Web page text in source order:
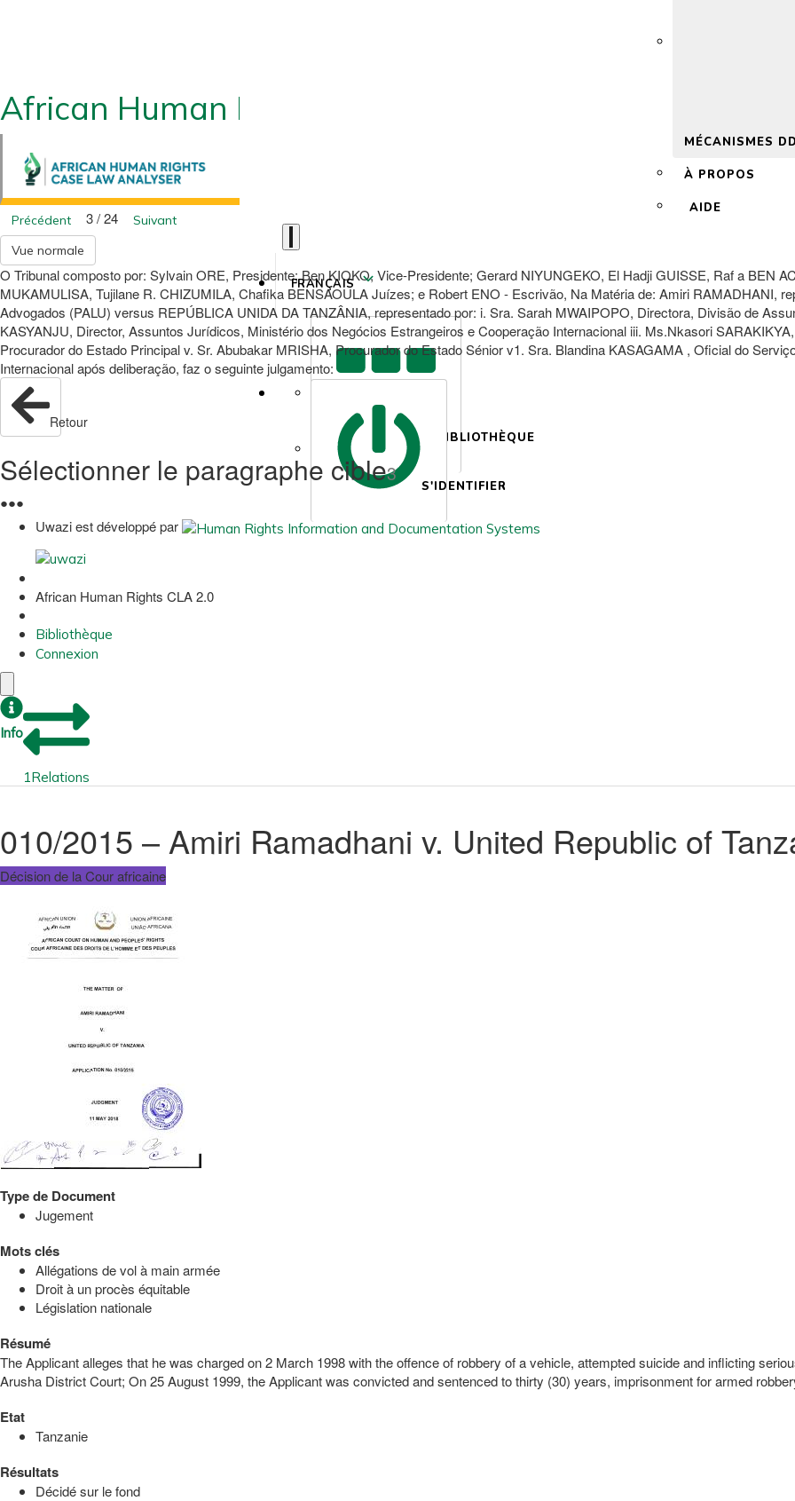
African Human Rights CLA 2.0
MÉCANISMES
À PROPOS
AIDE
FRANÇAIS
BIBLIOTHÈQUE
S'IDENTIFIER
Précédent 3 / 24
Suivant
Vue normale
O Tribunal composto por: Sylvain ORE, Presidente; Ben KIOKO, Vice-Presidente; Gerard NIYUNGEKO, El Hadji GUISSE, Raf a BEN
MUKAMULISA, Tujilane R. CHIZUMILA, Chafika BENSAOULA Juízes; e Robert ENO - Escrivão, Na Matéria de: Amiri RAMADHANI,
Advogados (PALU) versus REPÚBLICA UNIDA DA TANZÂNIA, representado por: i. Sra. Sarah MWAIPOPO, Directora, Divisão de
KASYANJU, Director, Assuntos Jurídicos, Ministério dos Negócios Estrangeiros e Cooperação Internacional iii. Ms.Nkasori
Procurador do Estado Principal v. Sr. Abubakar MRISHA, Procurador do Estado Sénior v1. Sra. Blandina KASAGAMA , Oficial do
Internacional após deliberação, faz o seguinte julgamento:
Retour
Sélectionner le paragraphe cible3
●●●
Uwazi est développé par
African Human Rights CLA 2.0
Bibliothèque
Connexion
Info
1Relations
010/2015 – Amiri Ramadhani v. United Republic of
Décision de la Cour africaine
Type de Document
Jugement
Mots clés
Allégations de vol à main armée
Droit à un procès équitable
Législation nationale
Résumé
The Applicant alleges that he was charged on 2 March 1998 with the offence of robbery of a vehicle, attempted suicide and inflicting
Arusha District Court; On 25 August 1999, the Applicant was convicted and sentenced to thirty (30) years, imprisonment for armed
Etat
Tanzanie
Résultats
Décidé sur le fond